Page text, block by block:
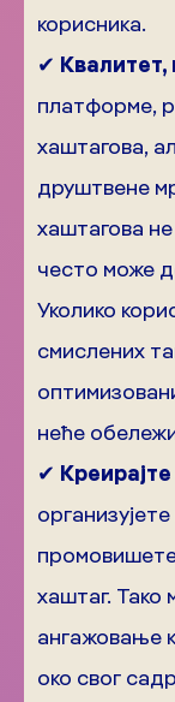
корисника.
✔ Квалитет,
платформе,
хаштагова,
друштвене
хаштагова
често може
Уколико
смислених
неће
✔
хаштаг. Тако
ангажовање
око свог